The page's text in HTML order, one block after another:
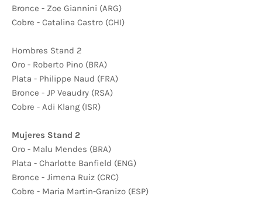
Bronce - Zoe Giannini (ARG)
Cobre - Catalina Castro (CHI)
Hombres Stand 2
Oro - Roberto Pino (BRA)
Plata - Philippe Naud (FRA)
Bronce - JP Veaudry (RSA)
Cobre - Adi Klang (ISR)
Mujeres Stand 2
Oro - Malu Mendes (BRA)
Plata - Charlotte Banfield (ENG)
Bronce - Jimena Ruiz (CRC)
Cobre - Maria Martin-Granizo (ESP)